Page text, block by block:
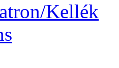
Kellék